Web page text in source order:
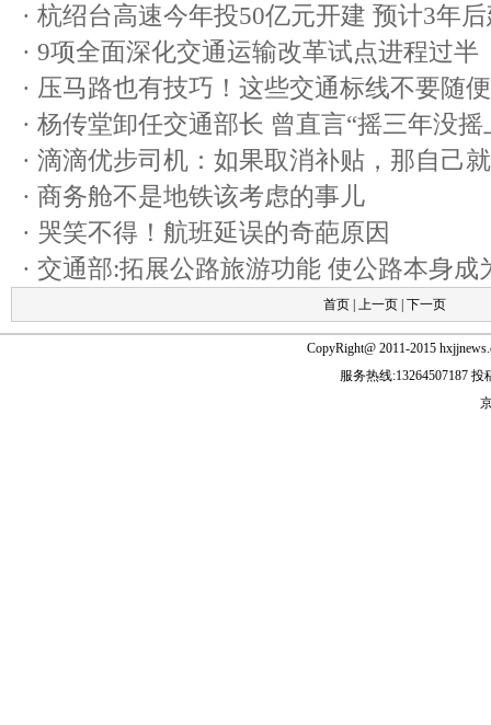
· 杭绍台高速今年投50亿元开建 预计3年
· 9项全面深化交通运输改革试点进程过半
· 压马路也有技巧！这些交通标线不要随
· 杨传堂卸任交通部长 曾直言“摇三年没摇
· 滴滴优步司机：如果取消补贴，那自己
· 商务舱不是地铁该考虑的事儿
· 哭笑不得！航班延误的奇葩原因
· 交通部:拓展公路旅游功能 使公路本身成
首页 上一页 下一页
CopyRight@ 2011-2015
服务热线:13264507187 投